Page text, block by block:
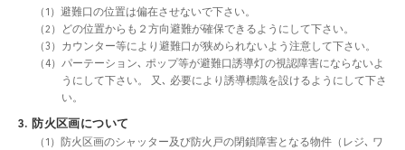
（1）避難口の位置は偏在させないで下さい。
（2）どの位置からも２方向避難が確保できるようにして下さい。
（3）カウンター等により避難口が狭められないよう注意して下さい。
（4）パーテーション､ ポップ等が避難口誘導灯の視認障害にならないよ
うにして下さい。 又､ 必要により誘導標識を設けるようにして下さ
い。
3. 防火区画について
（1）防火区画のシャッター及び防火戸の閉鎖障害となる物件（レジ､ ワ